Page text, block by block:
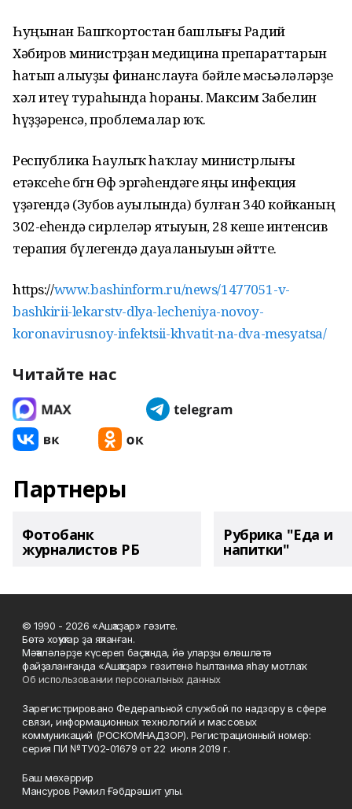
Һуңынан Башҡортостан башлығы Радий
Хәбиров министрҙан медицина препараттарын
һатып алыуҙы финанслауға бәйле мәсьәләләрҙе
хәл итеү тураһында һораны. Максим Забелин
һүҙҙәренсә, проблемалар юҡ.
Республика Һаулыҡ һаҡлау министрлығы
етәксеһе бөгөн Өфө эргәһендәге яңы инфекция
үҙәгендә (Зубов ауылында) булған 340 койканың
302-еһендә сирлеләр ятыуын, 28 кеше интенсив
терапия бүлегендә дауаланыуын әйтте.
https://www.bashinform.ru/news/1477051-v-
bashkirii-lekarstv-dlya-lecheniya-novoy-
koronavirusnoy-infektsii-khvatit-na-dva-mesyatsa/
Читайте нас
Партнеры
Фотобанк
журналистов РБ
Рубрика "Еда и
напитки"
© 1990 - 2026 «Ашҡаҙар» гәзите.
Бөтә хоҡуҡтар ҙа яҡланған.
Мәҡәләләрҙе күсереп баҫҡанда, йә уларҙы өлөшләтә
файҙаланғанда «Ашҡаҙар» гәзитенә һылтанма яһау мотлаҡ.
Об использовании персональных данных
Зарегистрировано Федеральной службой по надзору в сфере
связи, информационных технологий и массовых
коммуникаций (РОСКОМНАДЗОР). Регистрационный номер:
серия ПИ №ТУ02-01679 от 22 июля 2019 г.
Баш мөхәррир
Мансуров Рәмил Ғәбдрәшит улы.